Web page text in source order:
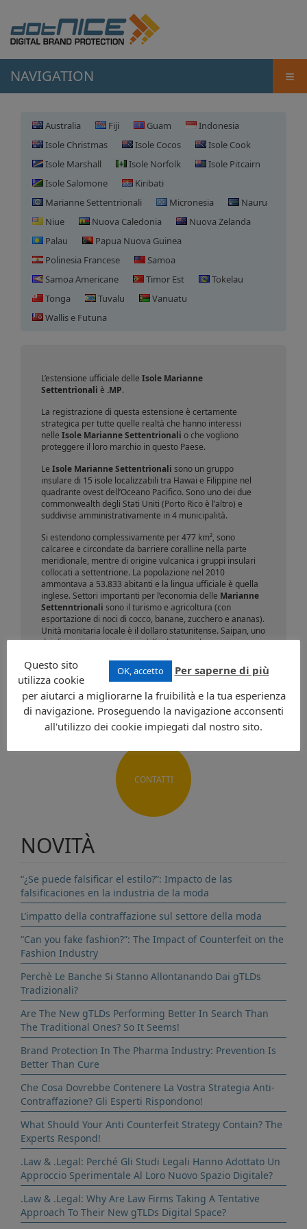
NAVIGATION ≡
Australia Fiji Guam
Indonesia
Isole Christmas
Isole Cocos
Isole Cook
Isole Marshall
Isole Norfolk
Isole Pitcairn
Isole Salomone
Kiribati
Marianne Settentrionali
Micronesia
Nauru
Niue
Nuova Caledonia
Nuova Zelanda
Palau
Papua Nuova Guinea
Polinesia Francese
Samoa
Samoa Americane
Timor Est
Tokelau
Tonga
Tuvalu
Vanuatu
Wallis e Futuna
Registrazione domini
Marianne Settentrionali
L’estensione ufficiale delle Isole Marianne
Settentrionali è .MP.
La registrazione di questa estensione è certamente
strategica per tutte quelle realtà che hanno interessi
nelle Isole Marianne Settentrionali o che vogliono
proteggere il loro marchio in questo Paese.
Le Isole Marianne Settentrionali sono un gruppo
insulare di 15 isole localizzabili tra Hawai e Filippine nel
quadrante ovest dell’Oceano Pacifico. Sono uno dei due
commonwealth degli Stati Uniti (Porto Rico è l’altro) e
suddivise amministrativamente in 4 municipalità.
Si estendono complessivamente per 477 km², sono
calcaree e circondate da barriere coralline nella parte
meridionale, mentre di origine vulcanica i gruppi insulari
collocati a settentrione. La popolazione nel 2010
ammontava a 53.833 abitanti e la lingua ufficiale è quella
inglese. Settori importanti per l’economia delle Marianne
Settenntrionali sono il turismo e agricoltura (con
esportazione di noci di cocco, banane, zucchero e ananas).
Unità monitaria locale è il dollaro statunitense. Saipan, uno
dei distretti amministrativi, è l’isola-capitale.
Richiedi informazioni
CONTATTI
NOVITÀ
“¿Se puede falsificar el estilo?”: Impacto de las
falsificaciones en la industria de la moda
L’impatto della contraffazione sul settore della moda
“Can you fake fashion?”: The Impact of Counterfeit on the
Fashion Industry
Perchè Le Banche Si Stanno Allontanando Dai gTLDs
Tradizionali?
Are The New gTLDs Performing Better In Search Than
The Traditional Ones? So It Seems!
Brand Protection In The Pharma Industry: Prevention Is
Better Than Cure
Che Cosa Dovrebbe Contenere La Vostra Strategia Anti-
Contraffazione? Gli Esperti Rispondono!
What Should Your Anti Counterfeit Strategy Contain? The
Experts Respond!
.Law & .Legal: Perché Gli Studi Legali Hanno Adottato Un
Approccio Sperimentale Al Loro Nuovo Spazio Digitale?
.Law & .Legal: Why Are Law Firms Taking A Tentative
Approach To Their New gTLDs Digital Space?
OK, accetto Per saperne di più
Questo sito
utilizza cookie
per aiutarci a migliorarne la fruibilità e la tua esperienza
di navigazione. Proseguendo la navigazione acconsenti
all'utilizzo dei cookie impiegati dal nostro sito.